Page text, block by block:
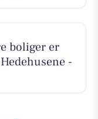
boliger er
-